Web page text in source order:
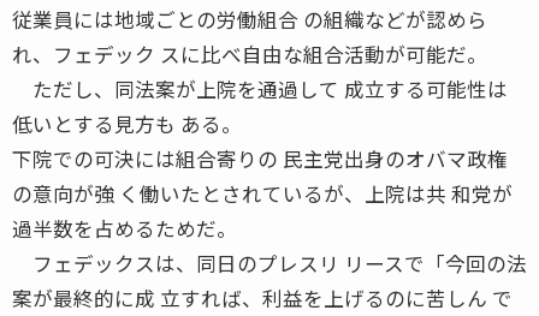
従業員には地域ごとの労働組合 の組織などが認めら
れ、フェデック スに比べ自由な組合活動が可能だ。
ただし、同法案が上院を通過して 成立する可能性は
低いとする見方も ある。
下院での可決には組合寄りの 民主党出身のオバマ政権
の意向が強 く働いたとされているが、上院は共 和党が
過半数を占めるためだ。
フェデックスは、同日のプレスリ リースで「今回の法
案が最終的に成 立すれば、利益を上げるのに苦しん で